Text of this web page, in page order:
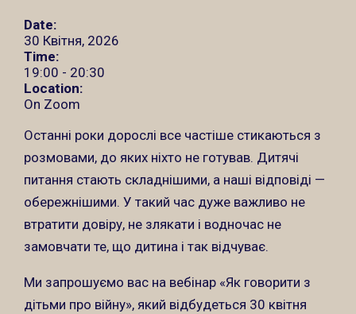
Date:
30 Квітня, 2026
Time:
19:00 - 20:30
Location:
On Zoom
Останні роки дорослі все частіше стикаються з
розмовами, до яких ніхто не готував. Дитячі
питання стають складнішими, а наші відповіді —
обережнішими. У такий час дуже важливо не
втратити довіру, не злякати і водночас не
замовчати те, що дитина і так відчуває.
Ми запрошуємо вас на вебінар «Як говорити з
дітьми про війну», який відбудеться 30 квітня